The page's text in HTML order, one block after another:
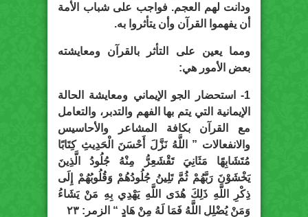
ودانت لهم العجم. فواجب على شباب الأمة
أن يفهموا القرآن وأن يتأثروا به.
ومما يعين على التأثر بالقرآن ومعايشته
بعض الأمور هي:
1- استحضار الجو الإيماني ومعايشة الحالة
الإيمانية التي يتم بها الفهم والتدبر، والتعامل
مع القرآن بكافة المشاعر والأحاسيس
والانفعالات ” اللَّهُ نَزَّلَ أَحْسَنَ الْحَدِيثِ كِتَابًا
مُتَشَابِهًا مَثَانِيَ تَقْشَعِرُّ مِنْهُ جُلُودُ الَّذِينَ
يَخْشَوْنَ رَبَّهُمْ ثُمَّ تَلِينُ جُلُودُهُمْ وَقُلُوبُهُمْ إِلَى
ذِكْرِ اللَّهِ ذَلِكَ هُدَى اللَّهِ يَهْدِي بِهِ مَنْ يَشَاءُ
وَمَنْ يُضْلِلِ اللَّهُ فَمَا لَهُ مِنْ هَادٍ “ الزمر: ٢٣